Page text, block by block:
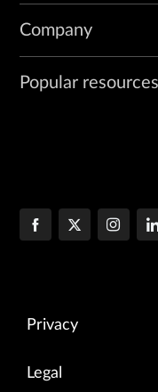
Company
Popular resources
Privacy
Legal